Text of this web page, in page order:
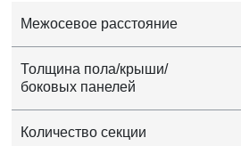
Межосевое расстояние
Толщина пола/крыши/
боковых панелей
Количество секции